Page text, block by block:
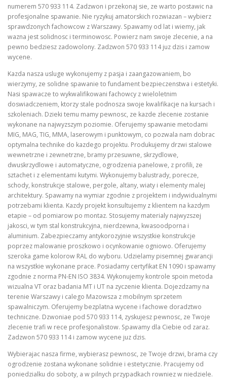
numerem 570 933 114. Zadzwon i przekonaj sie, ze warto postawic na
profesjonalne spawanie. Nie ryzykuj amatorskich rozwiazan – wybierz
sprawdzonych fachowcow z Warszawy. Spawamy od lat i wiemy, jak
wazna jest solidnosc i terminowosc. Powierz nam swoje zlecenie, a na
pewno bedziesz zadowolony. Zadzwon 570 933 114 juz dzis i zamow
wycene.
Kazda nasza usluge wykonujemy z pasja i zaangazowaniem, bo
wierzymy, ze solidne spawanie to fundament bezpieczenstwa i estetyki.
Nasi spawacze to wykwalifikowani fachowcy z wieloletnim
doswiadczeniem, ktorzy stale podnosza swoje kwalifikacje na kursach i
szkoleniach. Dzieki temu mamy pewnosc, ze kazde zlecenie zostanie
wykonane na najwyzszym poziomie. Oferujemy spawanie metodami
MIG, MAG, TIG, MMA, laserowym i punktowym, co pozwala nam dobrac
optymalna technike do kazdego projektu. Produkujemy drzwi stalowe
wewnetrzne i zewnetrzne, bramy przesuwne, skrzydlowe,
dwuskrzydlowe i automatyczne, ogrodzenia panelowe, z profili, ze
sztachet i z elementami kutymi. Wykonujemy balustrady, porecze,
schody, konstrukcje stalowe, pergole, altany, wiaty i elementy malej
architektury. Spawamy na wymiar zgodnie z projektem i indywidualnymi
potrzebami klienta. Kazdy projekt konsultujemy z klientem na kazdym
etapie – od pomiarow po montaz. Stosujemy materialy najwyzszej
jakosci, w tym stal konstrukcyjna, nierdzewna, kwasoodporna i
aluminium. Zabezpieczamy antykorozyjnie wszystkie konstrukcje
poprzez malowanie proszkowo i ocynkowanie ogniowo. Oferujemy
szeroka game kolorow RAL do wyboru. Udzielamy pisemnej gwarancji
na wszystkie wykonane prace. Posiadamy certyfikat EN 1090 i spawamy
zgodnie z norma PN-EN ISO 3834. Wykonujemy kontrole spoin metoda
wizualna VT oraz badania MT i UT na zyczenie klienta. Dojezdzamy na
terenie Warszawy i calego Mazowsza z mobilnym sprzetem
spawalniczym. Oferujemy bezplatna wycene i fachowe doradztwo
techniczne. Dzwoniae pod 570 933 114, zyskujesz pewnosc, ze Twoje
zlecenie trafi w rece profesjonalistow. Spawamy dla Ciebie od zaraz.
Zadzwon 570 933 114 i zamow wycene juz dzis.
Wybierajac nasza firme, wybierasz pewnosc, ze Twoje drzwi, brama czy
ogrodzenie zostana wykonane solidnie i estetycznie. Pracujemy od
poniedzialku do soboty, a w pilnych przypadkach rowniez w niedziele.